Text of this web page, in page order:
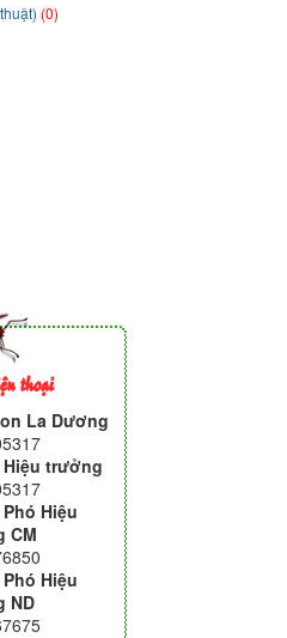
(0)
thoại
La Dương
Hiệu trưởng
Hiệu
CM
Hiệu
ND